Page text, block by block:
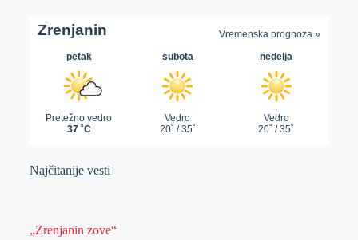
Najčitanije vesti
„Zrenjanin zove“